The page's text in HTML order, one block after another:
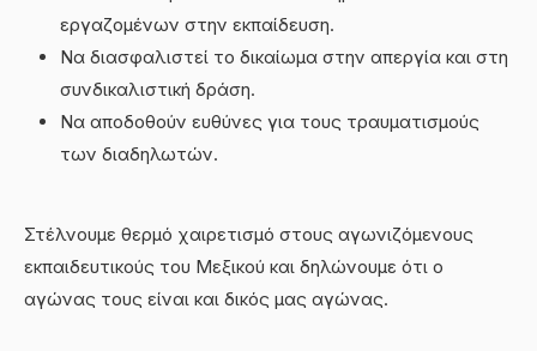
εργαζομένων στην εκπαίδευση.
Να διασφαλιστεί το δικαίωμα στην απεργία και στη
συνδικαλιστική δράση.
Να αποδοθούν ευθύνες για τους τραυματισμούς
των διαδηλωτών.
Στέλνουμε θερμό χαιρετισμό στους αγωνιζόμενους
εκπαιδευτικούς του Μεξικού και δηλώνουμε ότι ο
αγώνας τους είναι και δικός μας αγώνας.